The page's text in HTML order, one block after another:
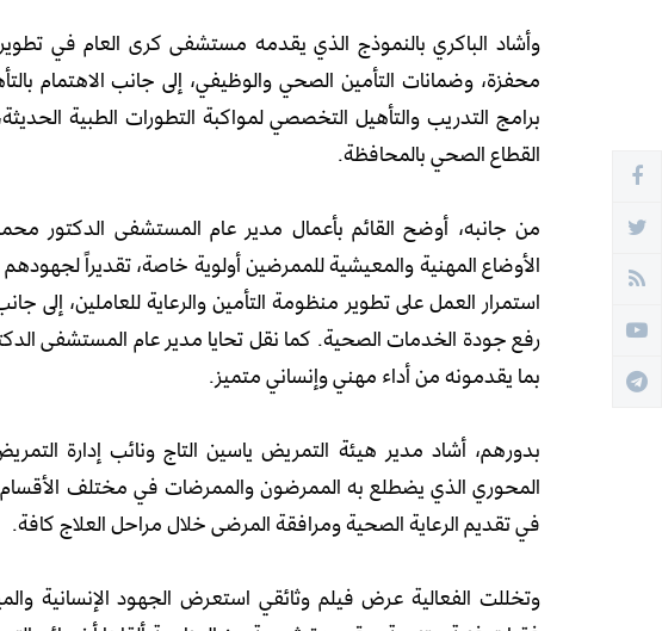
وأشاد الباكري بالنموذج الذي يقدمه مستشفى كرى العام في
محفزة، وضمانات التأمين الصحي والوظيفي، إلى جانب الاهتمام
برامج التدريب والتأهيل التخصصي لمواكبة التطورات الطبية
القطاع الصحي بالمحافظة.
من جانبه، أوضح القائم بأعمال مدير عام المستشفى الدكتور
الأوضاع المهنية والمعيشية للممرضين أولوية خاصة، تقديراً
استمرار العمل على تطوير منظومة التأمين والرعاية للعاملين، إلى
رفع جودة الخدمات الصحية. كما نقل تحايا مدير عام المستشفى
بما يقدمونه من أداء مهني وإنساني متميز.
بدورهم، أشاد مدير هيئة التمريض ياسين التاج ونائب إدارة
المحوري الذي يضطلع به الممرضون والممرضات في مختلف
في تقديم الرعاية الصحية ومرافقة المرضى خلال مراحل العلاج كافة.
وتخللت الفعالية عرض فيلم وثائقي استعرض الجهود الإنسانية